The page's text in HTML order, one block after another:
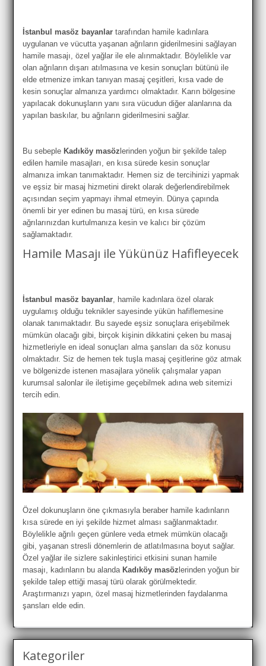
İstanbul masöz bayanlar tarafından hamile kadınlara
uygulanan ve vücutta yaşanan ağrıların giderilmesini sağlayan
hamile masajı, özel yağlar ile ele alınmaktadır. Böylelikle var
olan ağrıların dışarı atılmasına ve kesin sonuçları bütünü ile
elde etmenize imkan tanıyan masaj çeşitleri, kısa vade de
kesin sonuçlar almanıza yardımcı olmaktadır. Karın bölgesine
yapılacak dokunuşların yanı sıra vücudun diğer alanlarına da
yapılan baskılar, bu ağrıların giderilmesini sağlar.
Bu sebeple Kadıköy masözlerinden yoğun bir şekilde talep
edilen hamile masajları, en kısa sürede kesin sonuçlar
almanıza imkan tanımaktadır. Hemen siz de tercihinizi yapmak
ve eşsiz bir masaj hizmetini direkt olarak değerlendirebilmek
açısından seçim yapmayı ihmal etmeyin. Dünya çapında
önemli bir yer edinen bu masaj türü, en kısa sürede
ağrılarınızdan kurtulmanıza kesin ve kalıcı bir çözüm
sağlamaktadır.
Hamile Masajı ile Yükünüz Hafifleyecek
İstanbul masöz bayanlar , hamile kadınlara özel olarak
uygulamış olduğu teknikler sayesinde yükün hafiflemesine
olanak tanımaktadır. Bu sayede eşsiz sonuçlara erişebilmek
mümkün olacağı gibi, birçok kişinin dikkatini çeken bu masaj
hizmetleriyle en ideal sonuçları alma şansları da söz konusu
olmaktadır. Siz de hemen tek tuşla masaj çeşitlerine göz atmak
ve bölgenizde istenen masajlara yönelik çalışmalar yapan
kurumsal salonlar ile iletişime geçebilmek adına web sitemizi
tercih edin.
Özel dokunuşların öne çıkmasıyla beraber hamile kadınların
kısa sürede en iyi şekilde hizmet alması sağlanmaktadır.
Böylelikle ağrılı geçen günlere veda etmek mümkün olacağı
gibi, yaşanan stresli dönemlerin de atlatılmasına boyut sağlar.
Özel yağlar ile sizlere sakinleştirici etkisini sunan hamile
masajı, kadınların bu alanda Kadıköy masöz lerinden yoğun bir
şekilde talep ettiği masaj türü olarak görülmektedir.
Araştırmanızı yapın, özel masaj hizmetlerinden faydalanma
şansları elde edin.
Kategoriler